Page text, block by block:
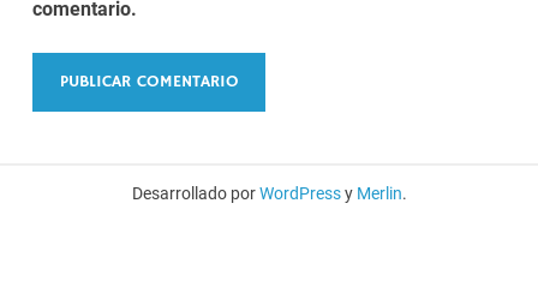
comentario.
Desarrollado porWordPressy Merlin.